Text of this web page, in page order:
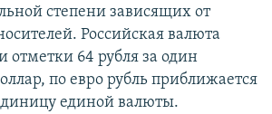
степени зависящих от
Российская валюта
отметки 64 рубля за один
по евро рубль приближается
единой валюты.